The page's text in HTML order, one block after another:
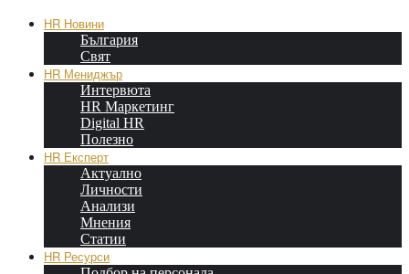
HR Новини
България
Свят
HR Мениджър
Интервюта
HR Маркетинг
Digital HR
Полезно
HR Експерт
Актуално
Личности
Анализи
Мнения
Статии
HR Ресурси